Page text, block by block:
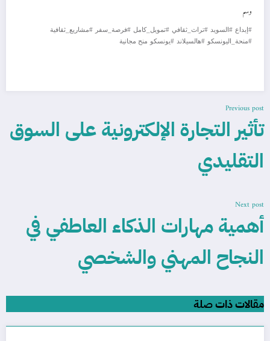
وسم
#إبداع #السويد #تراث_ثقافي #تمويل_كامل #فرصة_سفر
#مشاريع_ثقافية
#منحة_اليونسكو #هالسيلاند #يونسكو منح مجانية
Previous post
تأثير التجارة الإلكترونية على السوق
التقليدي
Next post
أهمية مهارات الذكاء العاطفي في
النجاح المهني والشخصي
مقالات ذات صلة